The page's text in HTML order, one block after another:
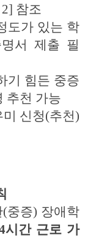
2] 참조
도가 있는 학
명서 제출 필
기 힘든 중증
추천 가능
신청(추천
(중증) 장애학
시간 근로 가